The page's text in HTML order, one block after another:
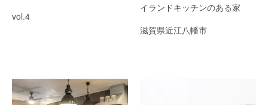
vol.4
イランドキッチンのある家
滋賀県近江八幡市